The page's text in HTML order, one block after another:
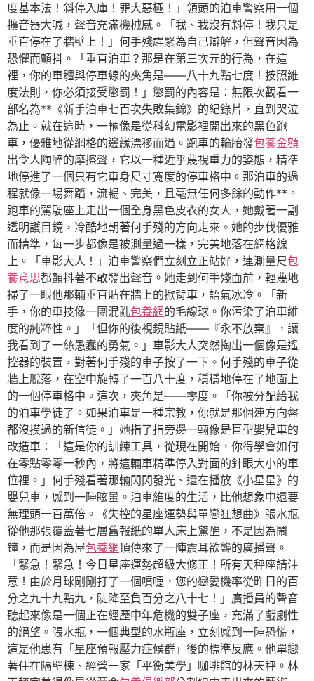
度基本法！斜停入庫！罪大惡極！」領頭的泊車警察用一個
擴音器大喊，聲音充滿機械感。「我、我沒有斜停！我只是
垂直停在了牆壁上！」何手殘趕緊為自己辯解，但聲音因為
恐懼而顫抖。「垂直泊車？那是在第三次元的行為，在這
裡，你的車體與停車線的夾角是——八十九點七度！按照維
度法則，你必須接受懲罰！」懲罰的內容是：無限次觀看一
部名為**《新手泊車七百次失敗集錦》的紀錄片，直到哭泣
為止。就在這時，一輛像是從科幻電影裡開出來的黑色跑
車，優雅地從網格的邊緣漂移而過。跑車的輪胎發包養金額
出令人陶醉的摩擦聲，它以一種近乎蔑視重力的姿態，精準
地停進了一個只有它車身尺寸寬度的停車格中。那泊車的過
程就像一場舞蹈，流暢、完美，且毫無任何多餘的動作**。
跑車的駕駛座上走出一個全身黑色皮衣的女人，她戴著一副
透明護目鏡，冷酷地朝著何手殘的方向走來。她的步伐優雅
而精準，每一步都像是被測量過一樣，完美地落在網格線
上。「車影大人！」泊車警察們立刻立正站好，連測量尺包
養意思都顫抖著不敢發出聲音。她走到何手殘面前，輕蔑地
掃了一眼他那輛垂直貼在牆上的掀背車，語氣冰冷。「新
手，你的車技像一團混亂包養網的毛線球。你污染了泊車維
度的純粹性。」「但你的後視鏡貼紙——『永不放棄』，讓
我看到了一絲愚蠢的勇氣。」車影大人突然掏出一個像是遙
控器的裝置，對著何手殘的車子按了一下。何手殘的車子從
牆上脫落，在空中旋轉了一百八十度，穩穩地停在了地面上
的一個停車格中。這次，夾角是——零度。「你被分配給我
的泊車學徒了。如果泊車是一種宗教，你就是那個連方向盤
都沒摸過的新信徒。」她指了指旁邊一輛像是巨型嬰兒車的
改造車：「這是你的訓練工具，從現在開始，你得學會如何
在零點零零一秒內，將這輛車精準停入對面的針眼大小的車
位裡。」何手殘看著那輛閃閃發光、還在播放《小星星》的
嬰兒車，感到一陣眩暈。泊車維度的生活，比他想象中還要
無理頭一百萬倍。《失控的星座運勢與單戀狂想曲》張水瓶
從他那張覆蓋著七層舊報紙的單人床上驚醒，不是因為鬧
鐘，而是因為屋包養網頂傳來了一陣震耳欲聾的廣播聲。
「緊急！緊急！今日星座運勢超級大修正！所有天秤座請注
意！由於月球剛剛打了一個噴嚏，您的戀愛機率從昨日的百
分之九十九點九，陡降至負百分之八十七！」廣播員的聲音
聽起來像是一個正在經歷中年危機的雙子座，充滿了戲劇性
的絕望。張水瓶，一個典型的水瓶座，立刻感到一陣恐慌，
這是他患有「星座預報壓力症候群」後的標準反應。他單戀
著住在隔壁棟、經營一家「平衡美學」咖啡館的林天秤。林